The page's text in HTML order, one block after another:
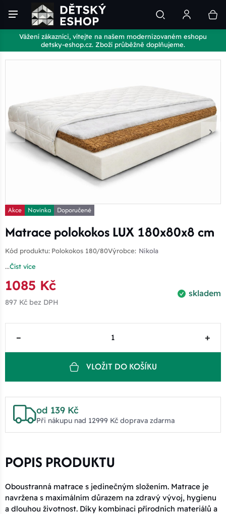
Vážení zákazníci, vítejte na našem modernizovaném eshopu
detsky-eshop.cz. Zboží průběžně doplňujeme.
Akce Novinka Doporučené
Matrace polokokos LUX 180x80x8 cm
Kód produktu: Polokokos 180/80Výrobce: Nikola
...Číst více
skladem
1085 Kč
897 Kč bez DPH
– +
VLOŽIT DO KOŠÍKU
od 139 Kč
Při nákupu nad 12999 Kč doprava zdarma
POPIS PRODUKTU
Oboustranná matrace s jedinečným složením. Matrace je
navržena s maximálním důrazem na zdravý vývoj, hygienu
a dlouhou životnost. Díky kombinaci přírodních materiálů a